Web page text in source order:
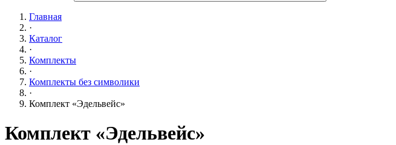
Главная
·
Каталог
·
Комплекты
·
Комплекты без символики
·
Комплект «Эдельвейс»
Комплект «Эдельвейс»